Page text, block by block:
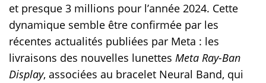
et presque 3 millions pour l’année 2024. Cette
dynamique semble être confirmée par les
récentes actualités publiées par Meta : les
livraisons des nouvelles lunettes Meta Ray-Ban
Display, associées au bracelet Neural Band, qui